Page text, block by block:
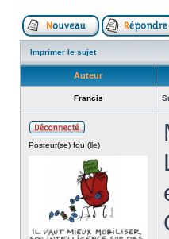
Imprimer le sujet
Auteur
Francis
Posteur(se) fou (lle)